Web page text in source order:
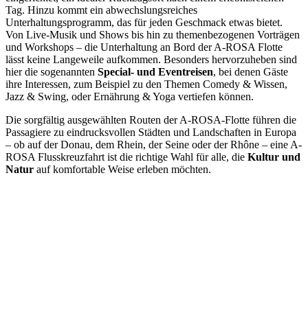
Tag. Hinzu kommt ein abwechslungsreiches
Unterhaltungsprogramm, das für jeden Geschmack etwas bietet.
Von Live-Musik und Shows bis hin zu themenbezogenen Vorträgen
und Workshops – die Unterhaltung an Bord der A-ROSA Flotte
lässt keine Langeweile aufkommen. Besonders hervorzuheben sind
hier die sogenannten Special- und Eventreisen, bei denen Gäste
ihre Interessen, zum Beispiel zu den Themen Comedy & Wissen,
Jazz & Swing, oder Ernährung & Yoga vertiefen können.
Die sorgfältig ausgewählten Routen der A-ROSA-Flotte führen die
Passagiere zu eindrucksvollen Städten und Landschaften in Europa
– ob auf der Donau, dem Rhein, der Seine oder der Rhône – eine A-
ROSA Flusskreuzfahrt ist die richtige Wahl für alle, die Kultur und
Natur auf komfortable Weise erleben möchten.